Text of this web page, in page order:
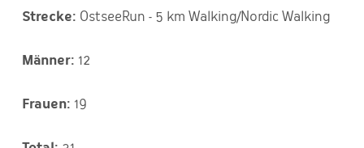
OstseeRun - 5 km Walking/Nordic Walking
12
19